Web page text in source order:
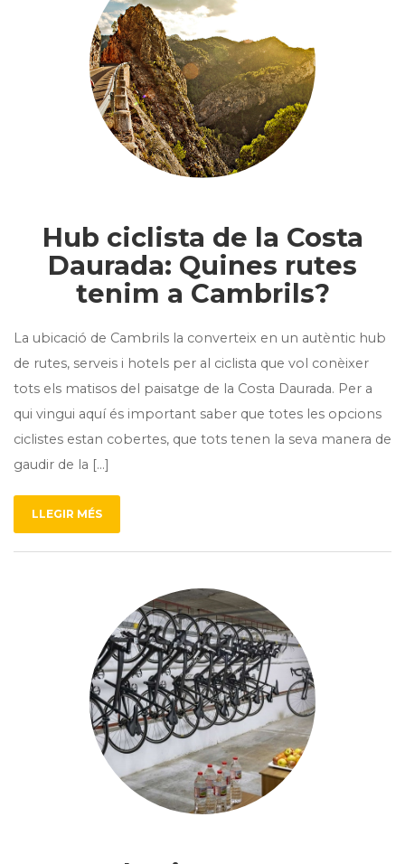
Hub ciclista de la Costa
Daurada: Quines rutes
tenim a Cambrils?
La ubicació de Cambrils la converteix en un autèntic hub
de rutes, serveis i hotels per al ciclista que vol conèixer
tots els matisos del paisatge de la Costa Daurada. Per a
qui vingui aquí és important saber que totes les opcions
ciclistes estan cobertes, que tots tenen la seva manera de
gaudir de la […]
LLEGIR MÉS